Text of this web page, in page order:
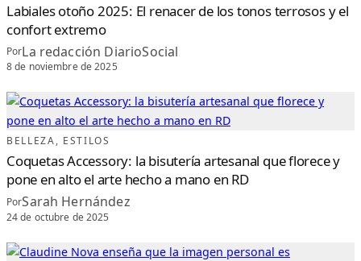
Labiales otoño 2025: El renacer de los tonos terrosos y el
confort extremo
PorLa redacción DiarioSocial
8 de noviembre de 2025
BELLEZA, ESTILOS
Coquetas Accessory: la bisutería artesanal que florece y
pone en alto el arte hecho a mano en RD
PorSarah Hernández
24 de octubre de 2025